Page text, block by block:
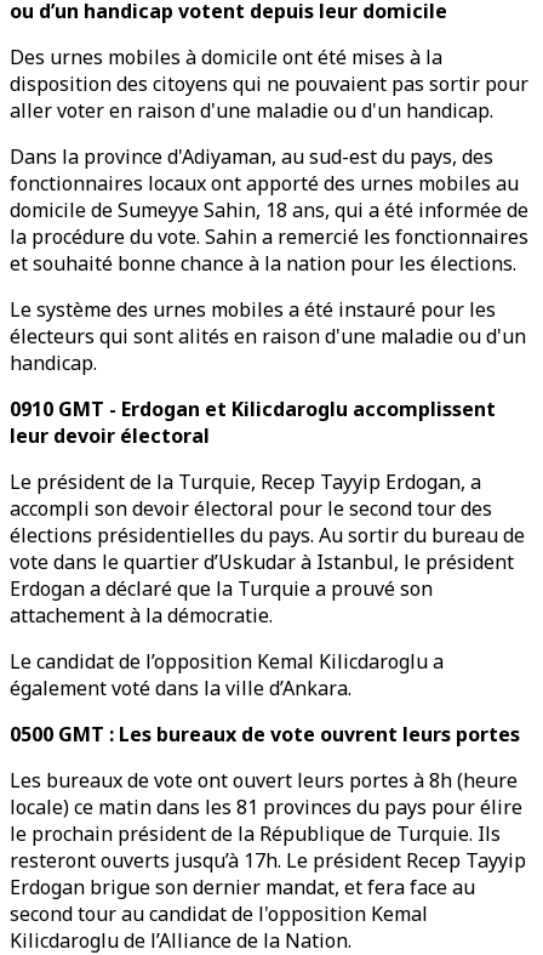
ou d’un handicap votent depuis leur domicile
Des urnes mobiles à domicile ont été mises à la
disposition des citoyens qui ne pouvaient pas sortir pour
aller voter en raison d'une maladie ou d'un handicap.
Dans la province d'Adiyaman, au sud-est du pays, des
fonctionnaires locaux ont apporté des urnes mobiles au
domicile de Sumeyye Sahin, 18 ans, qui a été informée de
la procédure du vote. Sahin a remercié les fonctionnaires
et souhaité bonne chance à la nation pour les élections.
Le système des urnes mobiles a été instauré pour les
électeurs qui sont alités en raison d'une maladie ou d'un
handicap.
0910 GMT - Erdogan et Kilicdaroglu accomplissent
leur devoir électoral
Le président de la Turquie, Recep Tayyip Erdogan, a
accompli son devoir électoral pour le second tour des
élections présidentielles du pays. Au sortir du bureau de
vote dans le quartier d’Uskudar à Istanbul, le président
Erdogan a déclaré que la Turquie a prouvé son
attachement à la démocratie.
Le candidat de l’opposition Kemal Kilicdaroglu a
également voté dans la ville d’Ankara.
0500 GMT : Les bureaux de vote ouvrent leurs portes
Les bureaux de vote ont ouvert leurs portes à 8h (heure
locale) ce matin dans les 81 provinces du pays pour élire
le prochain président de la République de Turquie. Ils
resteront ouverts jusqu’à 17h. Le président Recep Tayyip
Erdogan brigue son dernier mandat, et fera face au
second tour au candidat de l'opposition Kemal
Kilicdaroglu de l’Alliance de la Nation.